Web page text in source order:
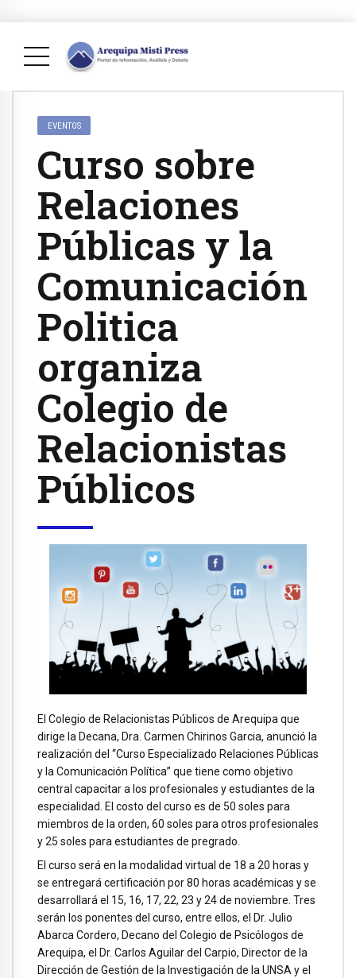
EVENTOS
Curso sobre
Relaciones
Públicas y la
Comunicación
Politica
organiza
Colegio de
Relacionistas
Públicos
El Colegio de Relacionistas Públicos de Arequipa que
dirige la Decana, Dra. Carmen Chirinos Garcia, anunció la
realización del “Curso Especializado Relaciones Públicas
y la Comunicación Política” que tiene como objetivo
central capacitar a los profesionales y estudiantes de la
especialidad. El costo del curso es de 50 soles para
miembros de la orden, 60 soles para otros profesionales
y 25 soles para estudiantes de pregrado.
El curso será en la modalidad virtual de 18 a 20 horas y
se entregará certificación por 80 horas académicas y se
desarrollará el 15, 16, 17, 22, 23 y 24 de noviembre. Tres
serán los ponentes del curso, entre ellos, el Dr. Julio
Abarca Cordero, Decano del Colegio de Psicólogos de
Arequipa, el Dr. Carlos Aguilar del Carpio, Director de la
Dirección de Gestión de la Investigación de la UNSA y el